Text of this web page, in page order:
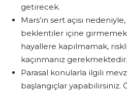
getirecek.
Mars’ın sert açısı
beklentiler içine girmemek,
hayallere kapılmamak,
kaçınmanız gerekmektedir.
Parasal konularla ilgili
başlangıçlar yapabilirsiniz.